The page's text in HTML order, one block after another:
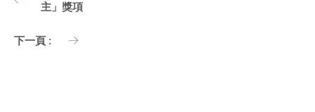
主」獎項
下一頁 :